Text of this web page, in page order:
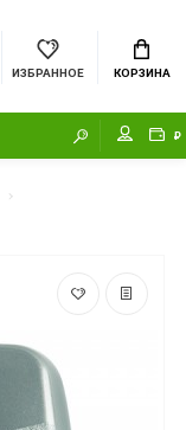
ИЗБРАННОЕ КОРЗИНА
₽